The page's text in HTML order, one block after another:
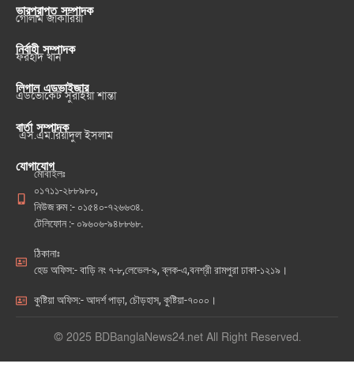
ভারপ্রাপ্ত সম্পাদক
গোলাম জাকারিয়া
নির্বাহী সম্পাদক
ফরহাদ খান
লিগাল এডভাইজার
এডভোকেট সুরাইয়া শান্তা
বার্তা সম্পাদক
এস.এম.রিয়াদুল ইসলাম
যোগাযোগ
মোবাইলঃ
০১৭১১-২৮৮৯৮০,
নিউজ রুম :- ০১৫৪০-৭২৬৬৩৪.
টেলিফোন :- ০৯৬০৬-৯৪৮৮৬৮.
ঠিকানাঃ
হেড অফিস:- বাড়ি নং ৭-৮,লেভেল-৯, ব্লক-এ,বনশ্রী রামপুরা ঢাকা-১২১৯।
কুষ্টিয়া অফিস:- আদর্শ পাড়া, চৌড়হাস, কুষ্টিয়া-৭০০০।
© 2025 BDBanglaNews24.net All Right Reserved.